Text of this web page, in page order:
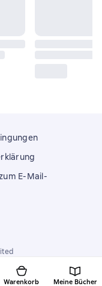
Warenkorb Meine Bücher
E-Mail-